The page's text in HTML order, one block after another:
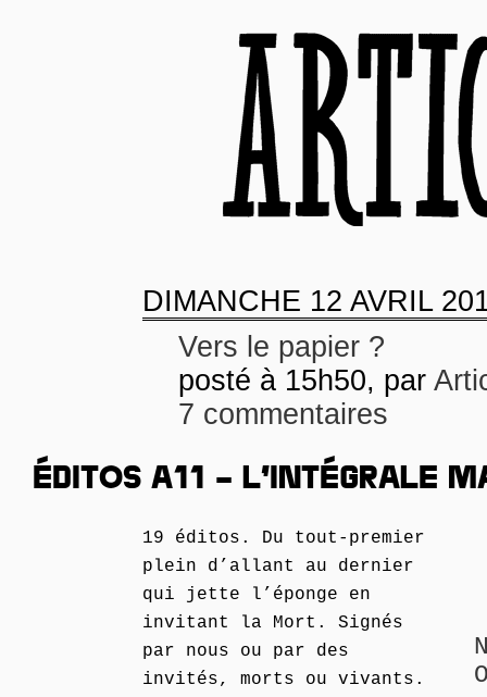
DIMANCHE 12 AVRIL
Vers le papier ?
posté à 15h50, par
7 commentaires
ÉDITOS A11 – L’INTÉGRALE
19 éditos. Du tout-premier
plein d’allant au dernier
qui jette l’éponge en
invitant la Mort. Signés
par nous ou par des
invités, morts ou vivants.